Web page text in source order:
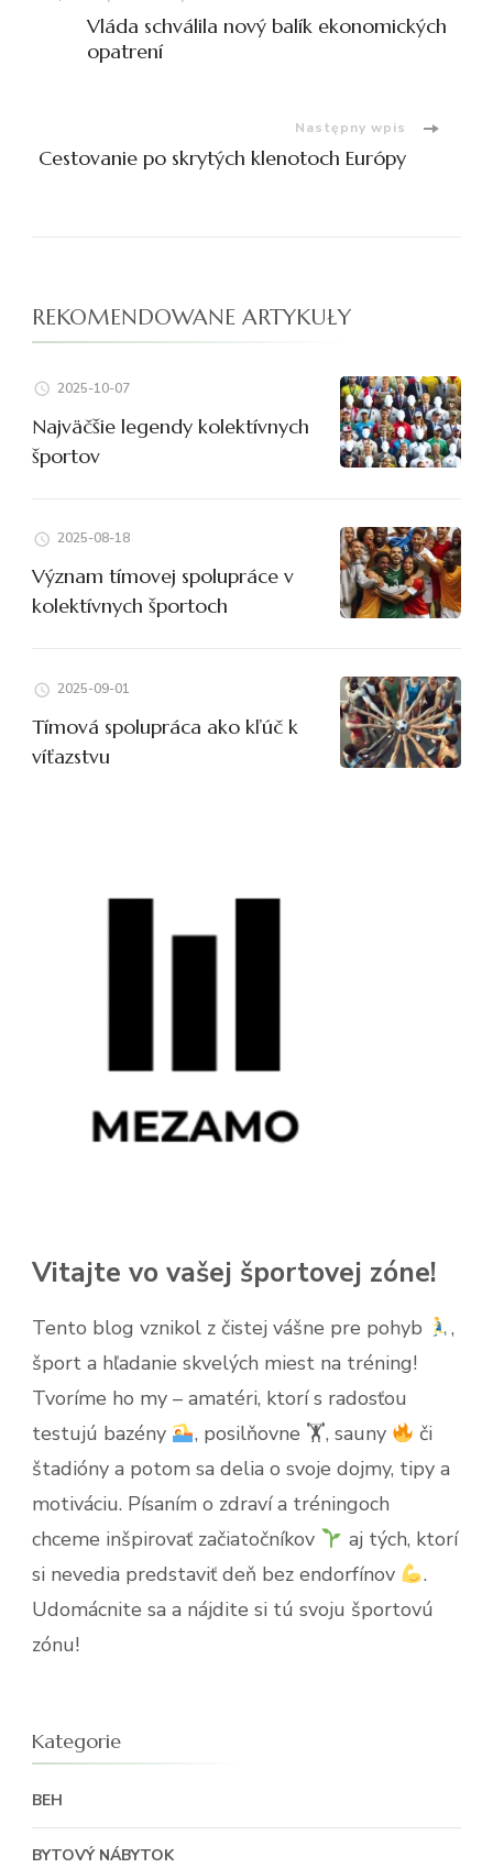
wpisu
Vláda schválila nový balík ekonomických
opatrení
Następny wpis
Cestovanie po skrytých klenotoch Európy
REKOMENDOWANE ARTYKUŁY
2025-10-07
Najväčšie legendy kolektívnych
športov
2025-08-18
Význam tímovej spolupráce v
kolektívnych športoch
2025-09-01
Tímová spolupráca ako kľúč k
víťazstvu
Vitajte vo vašej športovej zóne!
Tento blog vznikol z čistej vášne pre pohyb
,
šport a hľadanie skvelých miest na tréning!
Tvoríme ho my – amatéri, ktorí s radosťou
testujú bazény
, posilňovne 🏋, sauny
či
štadióny a potom sa delia o svoje dojmy, tipy a
motiváciu. Písaním o zdraví a tréningoch
chceme inšpirovať začiatočníkov
aj tých, ktorí
si nevedia predstaviť deň bez endorfínov
.
Udomácnite sa a nájdite si tú svoju športovú
zónu!
Kategorie
BEH
BYTOVÝ NÁBYTOK